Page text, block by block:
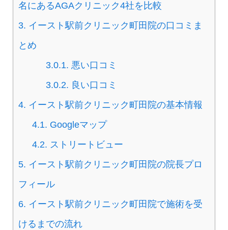
名にあるAGAクリニック4社を比較
3. イースト駅前クリニック町田院の口コミま
とめ
3.0.1. 悪い口コミ
3.0.2. 良い口コミ
4. イースト駅前クリニック町田院の基本情報
4.1. Googleマップ
4.2. ストリートビュー
5. イースト駅前クリニック町田院の院長プロ
フィール
6. イースト駅前クリニック町田院で施術を受
けるまでの流れ